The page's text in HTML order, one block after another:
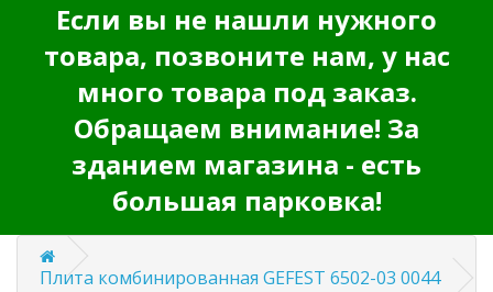
Если вы не нашли нужного
товара, позвоните нам, у нас
много товара под заказ.
Обращаем внимание! За
зданием магазина - есть
большая парковка!
Плита комбинированная GEFEST 6502-03 0044